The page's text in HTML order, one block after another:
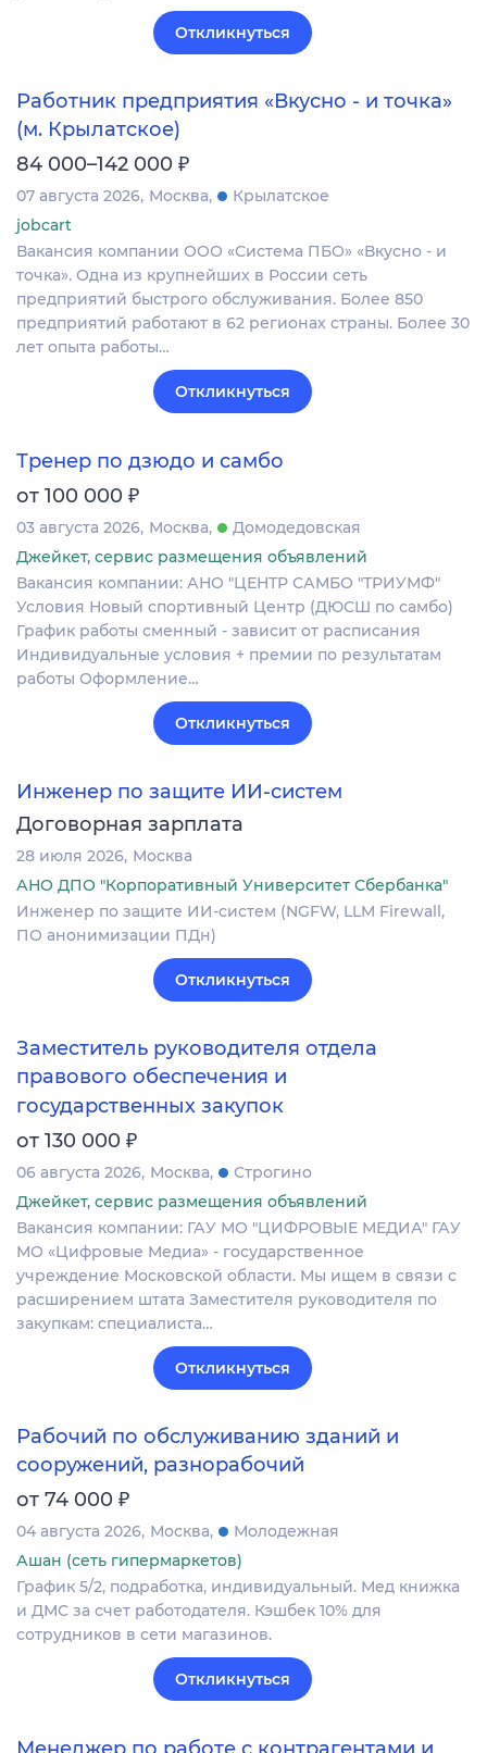
Откликнуться
Работник предприятия «Вкусно - и точка»
(м. Крылатское)
84 000–142 000 ₽
07 августа 2026 Москва
Крылатское
jobcart
Вакансия компании ООО «Система ПБО» «Вкусно - и
точка». Одна из крупнейших в России сеть
предприятий быстрого обслуживания. Более 850
предприятий работают в 62 регионах страны. Более 30
лет опыта работы…
Откликнуться
Тренер по дзюдо и самбо
от 100 000 ₽
03 августа 2026 Москва
Домодедовская
Джейкет, сервис размещения объявлений
Вакансия компании: АНО "ЦЕНТР САМБО "ТРИУМФ"
Условия Новый спортивный Центр (ДЮСШ по самбо)
График работы сменный - зависит от расписания
Индивидуальные условия + премии по результатам
работы Оформление…
Откликнуться
Инженер по защите ИИ-систем
Договорная зарплата
28 июля 2026 Москва
АНО ДПО "Корпоративный Университет Сбербанка"
Инженер по защите ИИ-систем (NGFW, LLM Firewall,
ПО анонимизации ПДн)
Откликнуться
Заместитель руководителя отдела
правового обеспечения и
государственных закупок
от 130 000 ₽
06 августа 2026 Москва
Строгино
Джейкет, сервис размещения объявлений
Вакансия компании: ГАУ МО "ЦИФРОВЫЕ МЕДИА" ГАУ
МО «Цифровые Медиа» - государственное
учреждение Московской области. Мы ищем в связи с
расширением штата Заместителя руководителя по
закупкам: специалиста…
Откликнуться
Рабочий по обслуживанию зданий и
сооружений, разнорабочий
от 74 000 ₽
04 августа 2026 Москва
Молодежная
Ашан (сеть гипермаркетов)
График 5/2, подработка, индивидуальный. Мед книжка
и ДМС за счет работодателя. Кэшбек 10% для
сотрудников в сети магазинов.
Откликнуться
Менеджер по работе с контрагентами и